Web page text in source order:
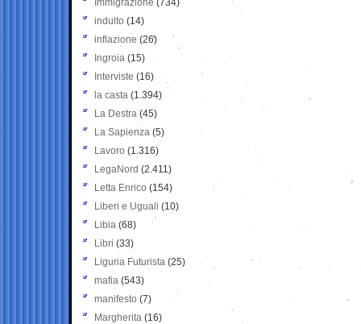
Immigrazione (734)
indulto (14)
inflazione (26)
Ingroia (15)
Interviste (16)
la casta (1.394)
La Destra (45)
La Sapienza (5)
Lavoro (1.316)
LegaNord (2.411)
Letta Enrico (154)
Liberi e Uguali (10)
Libia (68)
Libri (33)
Liguria Futurista (25)
mafia (543)
manifesto (7)
Margherita (16)